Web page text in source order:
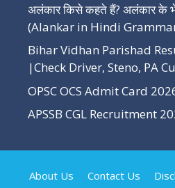
अलंकार किसे कहते हैं? अलंकार के
(Alankar in Hindi
Bihar Vidhan Parishad
|Check Driver, Steno, PA
OPSC OCS Admit Card
APSSB CGL Recruitment
About Us Contact Us